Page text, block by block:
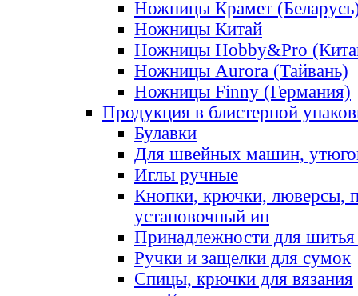
Ножницы Крамет
Ножницы Китай
Ножницы Hobby&Pro
Ножницы Aurora (Тайвань)
Ножницы Finny (Германия)
Продукция в блистерной
Булавки
Для швейных машин,
Иглы ручные
Кнопки, крючки, люверсы,
установочный ин
Принадлежности для шитья
Ручки и защелки для сумок
Спицы, крючки для вязания